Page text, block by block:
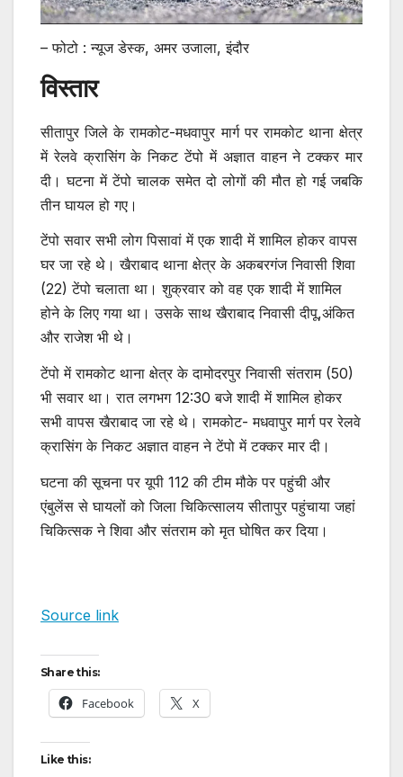
– फोटो : न्यूज डेस्क, अमर उजाला, इंदौर
विस्तार
सीतापुर जिले के रामकोट-मधवापुर मार्ग पर रामकोट थाना क्षेत्र
में रेलवे क्रासिंग के निकट टेंपो में अज्ञात वाहन ने टक्कर मार
दी। घटना में टेंपो चालक समेत दो लोगों की मौत हो गई जबकि
तीन घायल हो गए।
टेंपो सवार सभी लोग पिसावां में एक शादी में शामिल होकर वापस
घर जा रहे थे। खैराबाद थाना क्षेत्र के अकबरगंज निवासी शिवा
(22) टेंपो चलाता था। शुक्रवार को वह एक शादी में शामिल
होने के लिए गया था। उसके साथ खैराबाद निवासी दीपू,अंकित
और राजेश भी थे।
टेंपो में रामकोट थाना क्षेत्र के दामोदरपुर निवासी संतराम (50)
भी सवार था। रात लगभग 12:30 बजे शादी में शामिल होकर
सभी वापस खैराबाद जा रहे थे। रामकोट- मधवापुर मार्ग पर रेलवे
क्रासिंग के निकट अज्ञात वाहन ने टेंपो में टक्कर मार दी।
घटना की सूचना पर यूपी 112 की टीम मौके पर पहुंची और
एंबुलेंस से घायलों को जिला चिकित्सालय सीतापुर पहुंचाया जहां
चिकित्सक ने शिवा और संतराम को मृत घोषित कर दिया।
Source link
Share this:
Facebook X
Like this: